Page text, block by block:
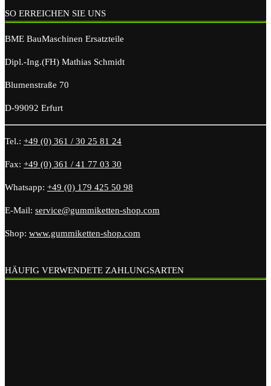
SO ERREICHEN SIE UNS
BME BauMaschinen Ersatzteile
Dipl.-Ing.(FH) Mathias Schmidt
Blumenstraße 70
D-99092 Erfurt
Tel.: +49 (0) 361 / 30 25 81 24
Fax: +49 (0) 361 / 41 77 03 30
Whatsapp: +49 (0) 179 425 50 98
E-Mail: service@gummiketten-shop.com
Shop: www.gummiketten-shop.com
HÄUFIG VERWENDETE ZAHLUNGSARTEN